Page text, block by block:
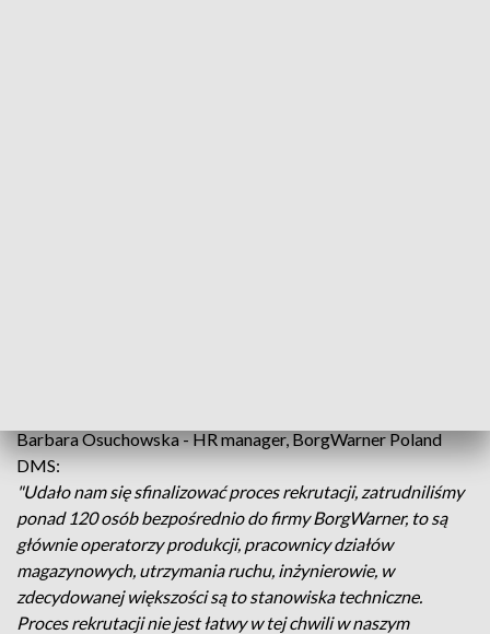
Barbara Osuchowska - HR manager, BorgWarner Poland
DMS:
"Udało nam się sfinalizować proces rekrutacji, zatrudniliśmy
ponad 120 osób bezpośrednio do firmy BorgWarner, to są
głównie operatorzy produkcji, pracownicy działów
magazynowych, utrzymania ruchu, inżynierowie, w
zdecydowanej większości są to stanowiska techniczne.
Proces rekrutacji nie jest łatwy w tej chwili w naszym